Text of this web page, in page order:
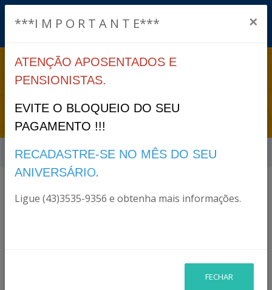
LEI ORDINÁRIA
2624/2018
Início Legislação Lei Ordinária 2624/2018
Lei Ordinária 2624/2018
***I M P O R T A N T E*** ×
ATENÇÃO APOSENTADOS E
PENSIONISTAS.
EVITE O BLOQUEIO DO SEU
PAGAMENTO !!!
RECADASTRE-SE NO MÊS DO SEU
ANIVERSÁRIO.
Ligue (43)3535-9356 e obtenha mais informações.
FECHAR